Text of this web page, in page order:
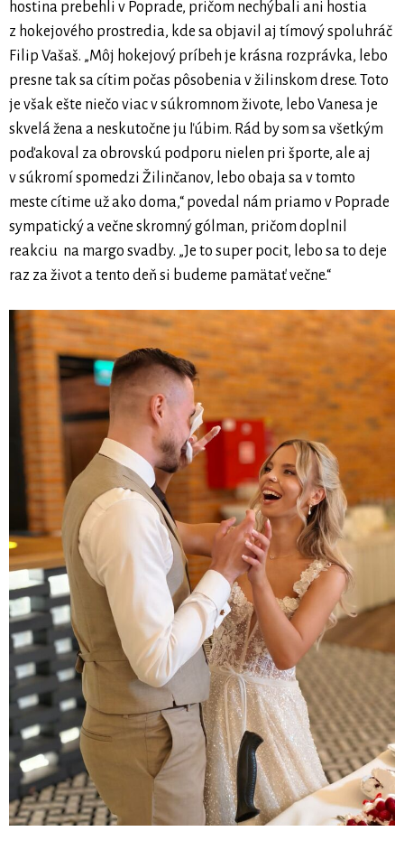
hostina prebehli v Poprade, pričom nechýbali ani hostia
z hokejového prostredia, kde sa objavil aj tímový spoluhráč
Filip Vašaš. „Môj hokejový príbeh je krásna rozprávka, lebo
presne tak sa cítim počas pôsobenia v žilinskom drese. Toto
je však ešte niečo viac v súkromnom živote, lebo Vanesa je
skvelá žena a neskutočne ju ľúbim. Rád by som sa všetkým
poďakoval za obrovskú podporu nielen pri športe, ale aj
v súkromí spomedzi Žilinčanov, lebo obaja sa v tomto
meste cítime už ako doma,“ povedal nám priamo v Poprade
sympatický a večne skromný gólman, pričom doplnil
reakciu na margo svadby. „Je to super pocit, lebo sa to deje
raz za život a tento deň si budeme pamätať večne.“